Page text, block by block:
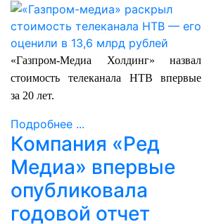
«Газпром-Медиа Холдинг» назвал
стоимость телеканала НТВ впервые
за 20 лет.
Подробнее ...
Компания «Ред
Медиа» впервые
опубликовала
годовой отчет